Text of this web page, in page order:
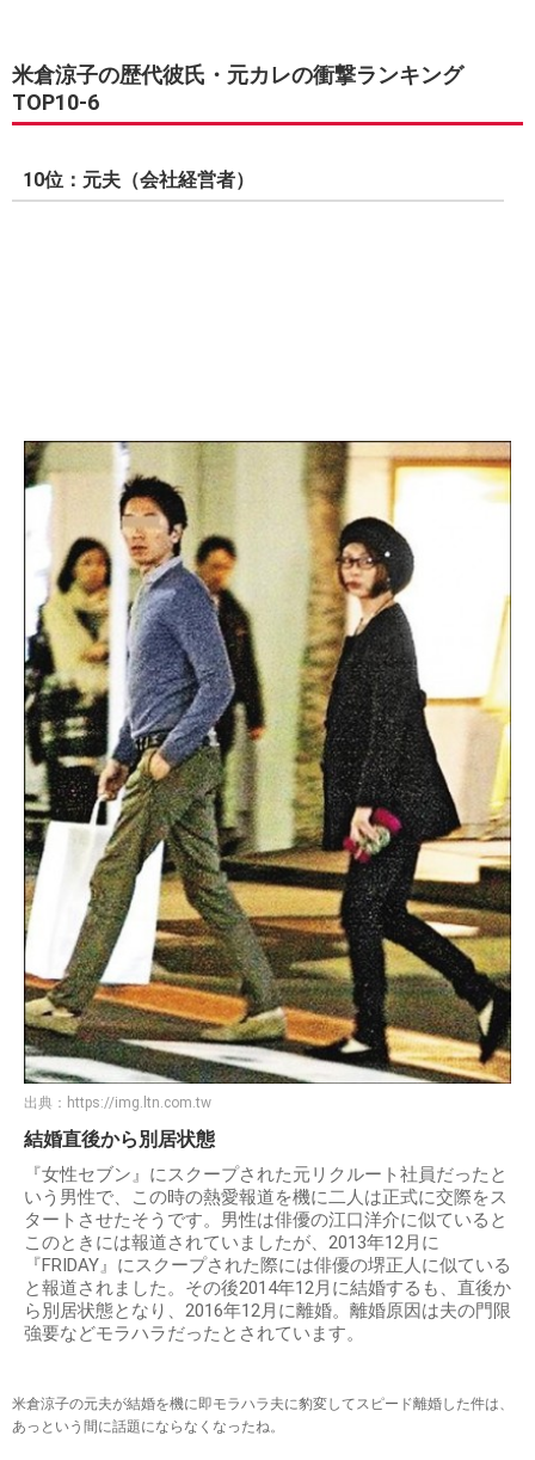
米倉涼子の歴代彼氏・元カレの衝撃ランキング
TOP10-6
10位：元夫（会社経営者）
出典： https://img.ltn.com.tw
結婚直後から別居状態
『女性セブン』にスクープされた元リクルート社員だったと
いう男性で、この時の熱愛報道を機に二人は正式に交際をス
タートさせたそうです。男性は俳優の江口洋介に似ていると
このときには報道されていましたが、2013年12月に
『FRIDAY』にスクープされた際には俳優の堺正人に似ている
と報道されました。その後2014年12月に結婚するも、直後か
ら別居状態となり、2016年12月に離婚。離婚原因は夫の門限
強要などモラハラだったとされています。
米倉涼子の元夫が結婚を機に即モラハラ夫に豹変してスピード離婚した件は、
あっという間に話題にならなくなったね。